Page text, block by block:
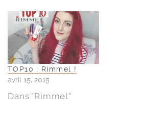
TOP10 : Rimmel !
avril 15, 2015
Dans "Rimmel"